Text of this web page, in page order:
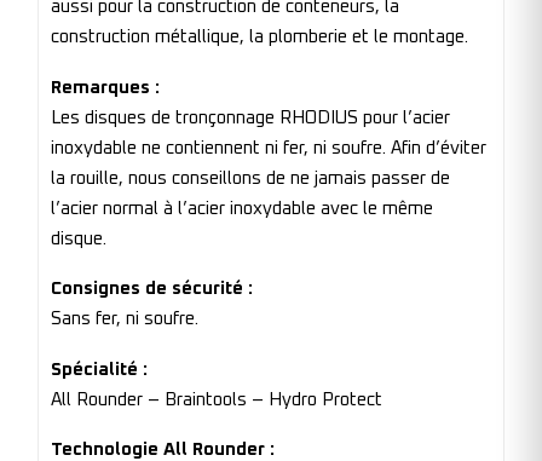
aussi pour la construction de conteneurs, la
construction métallique, la plomberie et le montage.
Remarques :
Les disques de tronçonnage RHODIUS pour l’acier
inoxydable ne contiennent ni fer, ni soufre. Afin d’éviter
la rouille, nous conseillons de ne jamais passer de
l’acier normal à l’acier inoxydable avec le même
disque.
Consignes de sécurité :
Sans fer, ni soufre.
Spécialité :
All Rounder – Braintools – Hydro Protect
Technologie All Rounder :